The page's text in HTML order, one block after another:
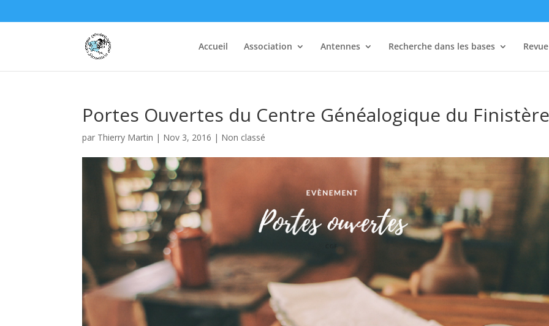
Accueil Association Antennes Recherche dans les bases
Portes Ouvertes du Centre Généalogique du Finistère
par Thierry Martin | Nov 3, 2016 | Non classé